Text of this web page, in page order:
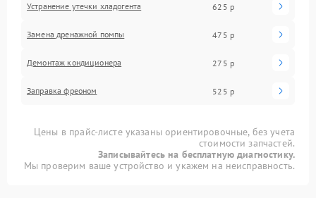
Устранение утечки хладогента 625 р
Замена дренажной помпы 475 р
Демонтаж кондиционера 275 р
Заправка фреоном 525 р
Цены в прайс-листе указаны ориентировочные, без учета
стоимости запчастей.
Записывайтесь на бесплатную диагностику.
Мы проверим ваше устройство и укажем на неисправность.